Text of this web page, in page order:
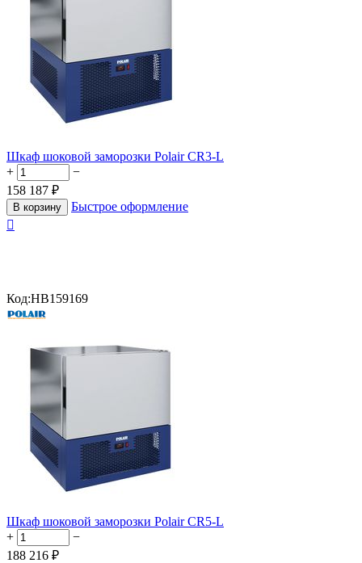
Шкаф шоковой заморозки Polair CR3-L
+
−
158 187 ₽
В корзину
Быстрое оформление

Код:HB159169
Шкаф шоковой заморозки Polair CR5-L
+
−
188 216 ₽